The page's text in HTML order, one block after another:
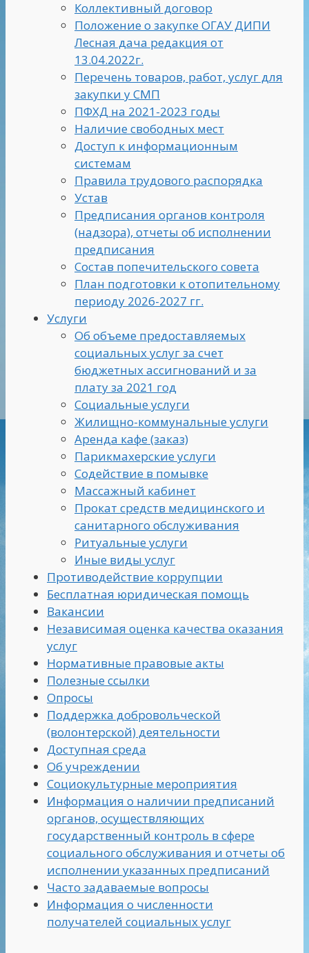
Коллективный договор
Положение о закупке ОГАУ ДИПИ
Лесная дача редакция от
13.04.2022г.
Перечень товаров, работ, услуг для
закупки у СМП
ПФХД на 2021-2023 годы
Наличие свободных мест
Доступ к информационным
системам
Правила трудового распорядка
Устав
Предписания органов контроля
(надзора), отчеты об исполнении
предписания
Состав попечительского совета
План подготовки к отопительному
периоду 2026-2027 гг.
Услуги
Об объеме предоставляемых
социальных услуг за счет
бюджетных ассигнований и за
плату за 2021 год
Социальные услуги
Жилищно-коммунальные услуги
Аренда кафе (заказ)
Парикмахерские услуги
Содействие в помывке
Массажный кабинет
Прокат средств медицинского и
санитарного обслуживания
Ритуальные услуги
Иные виды услуг
Противодействие коррупции
Бесплатная юридическая помощь
Вакансии
Независимая оценка качества оказания
услуг
Нормативные правовые акты
Полезные ссылки
Опросы
Поддержка добровольческой
(волонтерской) деятельности
Доступная среда
Об учреждении
Социокультурные мероприятия
Информация о наличии предписаний
органов, осуществляющих
государственный контроль в сфере
социального обслуживания и отчеты об
исполнении указанных предписаний
Часто задаваемые вопросы
Информация о численности
получателей социальных услуг